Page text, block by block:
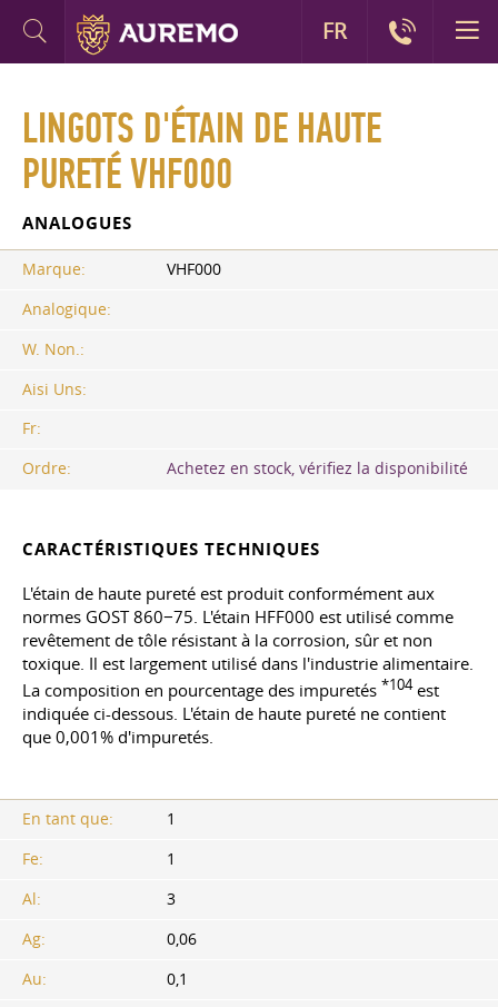
LINGOTS D'ÉTAIN DE HAUTE
PURETÉ VHF000
ANALOGUES
Marque:
VHF000
Analogique:
W. Non.:
Aisi Uns:
Fr:
Ordre:
Achetez en stock, vérifiez la disponibilité
CARACTÉRISTIQUES TECHNIQUES
L'étain de haute pureté est produit conformément aux
normes GOST 860−75. L'étain HFF000 est utilisé comme
revêtement de tôle résistant à la corrosion, sûr et non
toxique. Il est largement utilisé dans l'industrie alimentaire.
La composition en pourcentage des impuretés *104est
indiquée ci-dessous. L'étain de haute pureté ne contient
que 0,001% d'impuretés.
En tant que:
1
Fe:
1
Al:
3
Ag:
0,06
Au:
0,1
FR